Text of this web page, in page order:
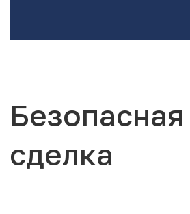
Безопасная
сделка